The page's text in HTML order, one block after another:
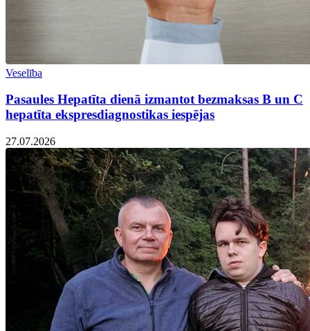
Veselība
Pasaules Hepatīta dienā izmantot bezmaksas B un C
hepatīta ekspresdiagnostikas iespējas
27.07.2026